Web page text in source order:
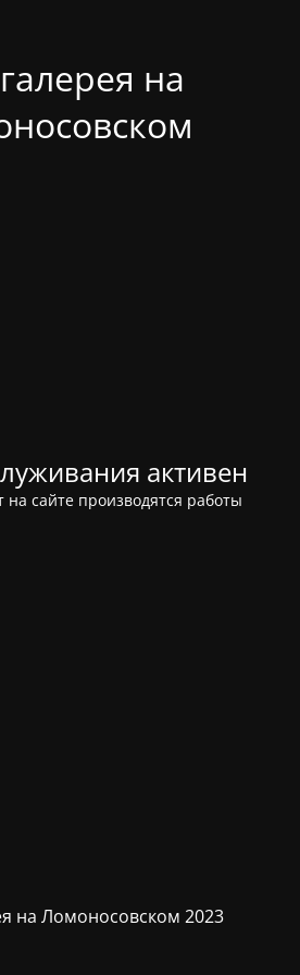
на
активен
сайте производятся работы
на Ломоносовском 2023